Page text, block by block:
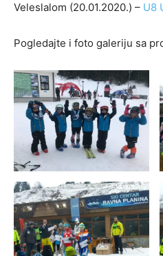
Veleslalom (20.01.2020.) – U8
Pogledajte i foto galeriju sa